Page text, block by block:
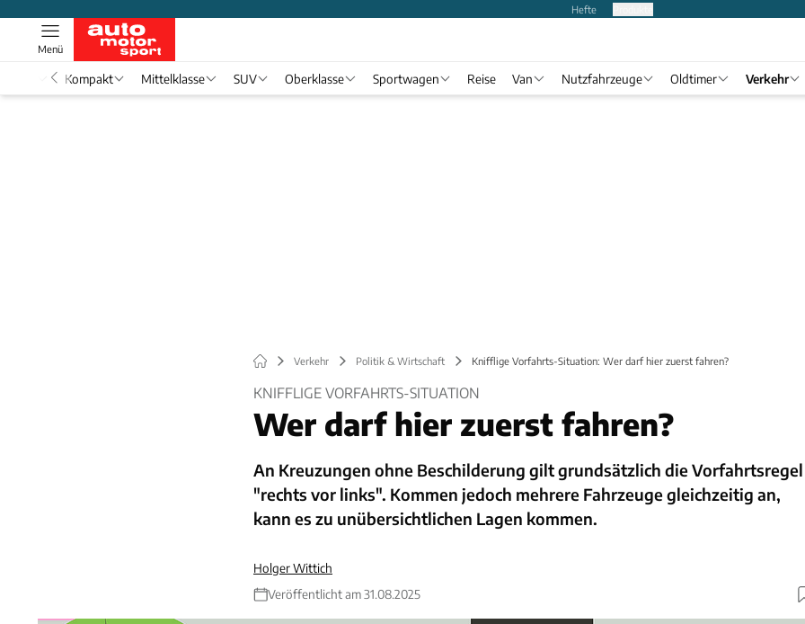
Hefte
Menü
Kompakt Mittelklasse SUV Oberklasse Sportwagen Reise Van Nutzfahrzeuge Oldtimer Verkehr
Verkehr Politik & Wirtschaft Knifflige Vorfahrts-Situation: Wer darf hier zuerst fahren?
KNIFFLIGE VORFAHRTS-SITUATION
Wer darf hier zuerst fahren?
An Kreuzungen ohne Beschilderung gilt grundsätzlich die Vorfahrtsregel
"rechts vor links". Kommen jedoch mehrere Fahrzeuge gleichzeitig an,
kann es zu unübersichtlichen Lagen kommen.
Holger Wittich
Veröffentlicht am 31.08.2025